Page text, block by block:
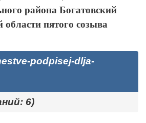
района Богатовский
пятого созыва
podpisej-dlja-
6)